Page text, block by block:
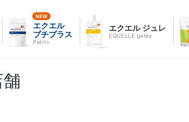
エクエル
プチプラス
Petit+
エクエル ジュレ
EQUELLE gelée